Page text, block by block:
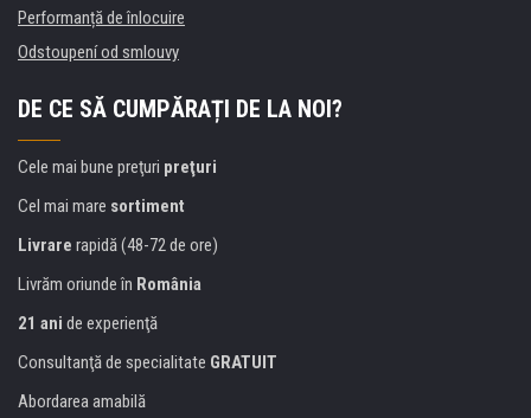
Performanță de înlocuire
Odstoupení od smlouvy
DE CE SĂ CUMPĂRAȚI DE LA NOI?
Cele mai bune preţuri preţuri
Cel mai mare sortiment
Livrare rapidă (48-72 de ore)
Livrăm oriunde în România
21 ani de experienţă
Consultanţă de specialitate GRATUIT
Abordarea amabilă